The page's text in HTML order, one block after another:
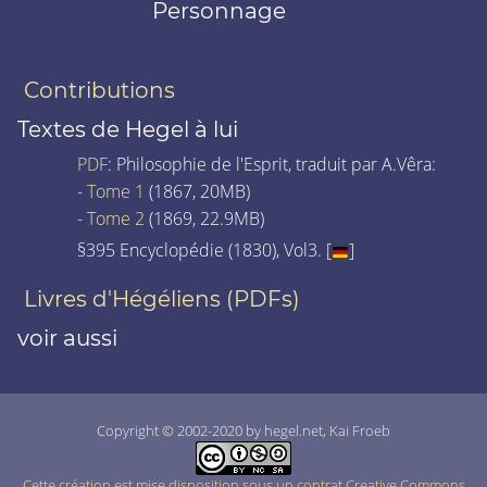
Personnage
Contributions
Textes de Hegel à lui
PDF: Philosophie de l'Esprit, traduit par A.Vêra:
-Tome 1 (1867, 20MB)
-Tome 2 (1869, 22.9MB)
§395 Encyclopédie (1830), Vol3. [
]
Livres d'Hégéliens (PDFs)
voir aussi
Copyright © 2002-2020 by hegel.net, Kai Froeb